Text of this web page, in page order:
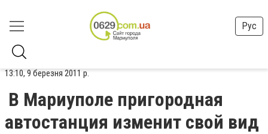
Рус
13:10, 9 березня 2011 р.
В Мариуполе пригородная
автостанция изменит свой вид